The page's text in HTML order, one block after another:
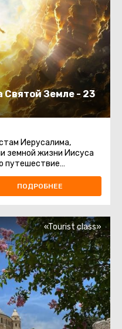
Святой Земле - 23
земной жизни Иисуса
путешествие
ПОДРОБНЕЕ
«Tourist class»